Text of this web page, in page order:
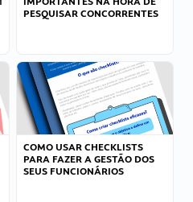
PESQUISAR CONCORRENTES
COMO USAR CHECKLISTS
PARA FAZER A GESTÃO DOS
SEUS FUNCIONÁRIOS